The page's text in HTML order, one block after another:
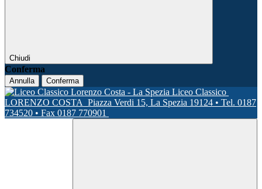
Chiudi
Conferma
Annulla Conferma
Liceo Classico
LORENZO COSTA Piazza Verdi 15, La Spezia 19124 • Tel. 0187
734520 • Fax 0187 770901